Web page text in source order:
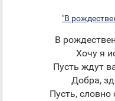
"В
В
Хочу я
Пусть ждут
Добра,
Пусть,